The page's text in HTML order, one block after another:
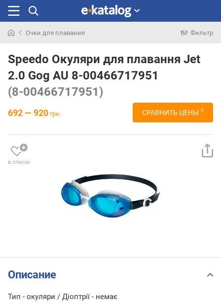
раньше
Очки для плавания Фильтр
Speedo Окуляри для плавання Jet
2.0 Gog AU 8-00466717951
(8-00466717951)
692 — 920 грн. СРАВНИТЬ ЦЕНЫ 4
в список
Описание
Тип - окуляри / Діоптрії - немає